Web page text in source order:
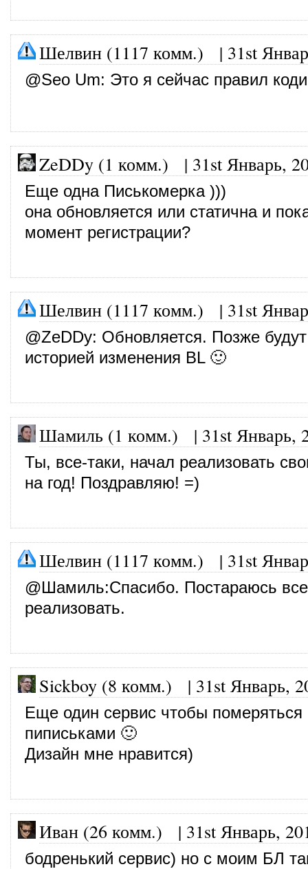
Шелвин (1117 комм.) | 31st
@Seo Um: Это я сейчас правил
ZeDDy (1 комм.) | 31st Январь,
Еще одна Писькомерка )))
она обновляется или статична и
момент регистрации?
Шелвин (1117 комм.) | 31st
@ZeDDy: Обновляется. Позже
историей изменения BL 🙂
Шамиль (1 комм.) | 31st Январь,
Ты, все-таки, начал реализовать
на год! Поздравляю! =)
Шелвин (1117 комм.) | 31st
@Шамиль:Спасибо. Постараюсь
реализовать.
Sickboy (8 комм.) | 31st Январь,
Еще один сервис чтобы померяться
пиписьками 🙂
Дизайн мне нравится)
Иван (26 комм.) | 31st Январь,
бодренький сервис) но с моим БЛ